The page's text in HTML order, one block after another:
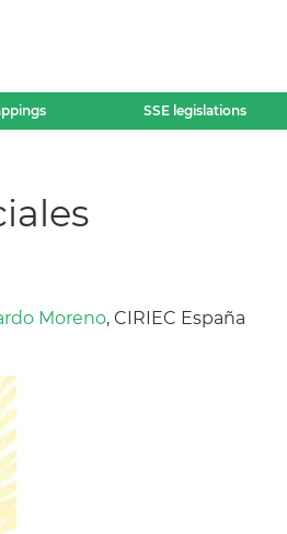
SSE legislations
Moreno, CIRIEC España